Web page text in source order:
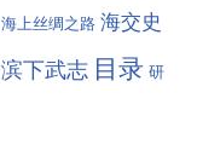
海上丝绸之路 海交史
滨下武志 目录 研